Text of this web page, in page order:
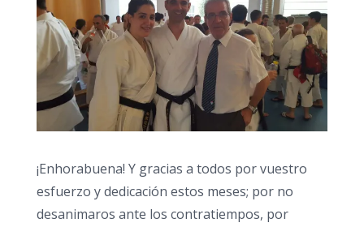
¡Enhorabuena! Y gracias a todos por vuestro
esfuerzo y dedicación estos meses; por no
desanimaros ante los contratiempos, por